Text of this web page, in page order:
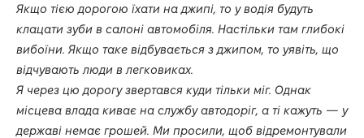
Якщо тією дорогою їхати на джипі, то у водія будуть
клацати зуби в салоні автомобіля. Настільки там глибокі
вибоїни. Якщо таке відбувається з джипом, то уявіть, що
відчувають люди в легковиках.
Я через цю дорогу звертався куди тільки міг. Однак
місцева влада киває на службу автодоріг, а ті кажуть — у
державі немає грошей. Ми просили, щоб відремонтували